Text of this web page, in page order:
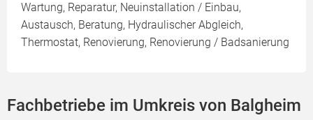
Wartung, Reparatur, Neuinstallation / Einbau,
Austausch, Beratung, Hydraulischer Abgleich,
Thermostat, Renovierung, Renovierung / Badsanierung
Fachbetriebe im Umkreis von Balgheim